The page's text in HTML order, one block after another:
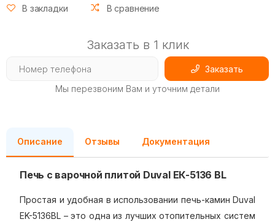
В закладки В сравнение
Заказать в 1 клик
Заказать
Мы перезвоним Вам и уточним детали
Описание Отзывы Документация
Печь с варочной плитой Duval EК-5136 BL
Простая и удобная в использовании печь-камин Duval
EK-5136BL – это одна из лучших отопительных систем